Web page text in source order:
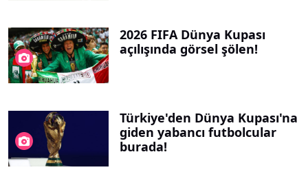
2026 FIFA Dünya Kupası
açılışında görsel şölen!
Türkiye'den Dünya Kupası'na
giden yabancı futbolcular
burada!